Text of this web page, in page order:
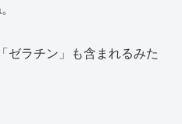
ゼラチン」も含まれるみた